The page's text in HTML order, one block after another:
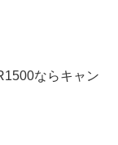
ならキャン